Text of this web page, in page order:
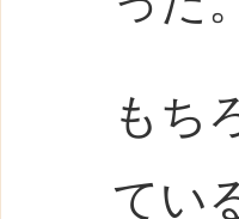
もち
てい